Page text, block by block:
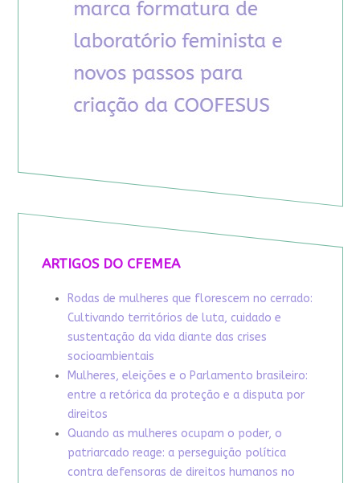
ARTIGOS DO CFEMEA
Rodas de mulheres que florescem no cerrado:
Cultivando territórios de luta, cuidado e
sustentação da vida diante das crises
socioambientais
Mulheres, eleições e o Parlamento brasileiro:
entre a retórica da proteção e a disputa por
direitos
Quando as mulheres ocupam o poder, o
patriarcado reage: a perseguição política
contra defensoras de direitos humanos no